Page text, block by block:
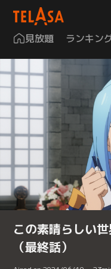
見放題 ランキン
この素晴らしい
（最終話）